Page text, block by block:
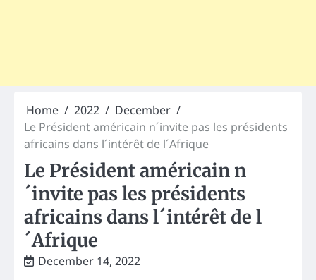
Home 2022
December
Le Président américain n´invite pas les présidents
africains dans l´intérêt de l´Afrique
Le Président américain n
´invite pas les présidents
africains dans l´intérêt de l
´Afrique
December 14, 2022